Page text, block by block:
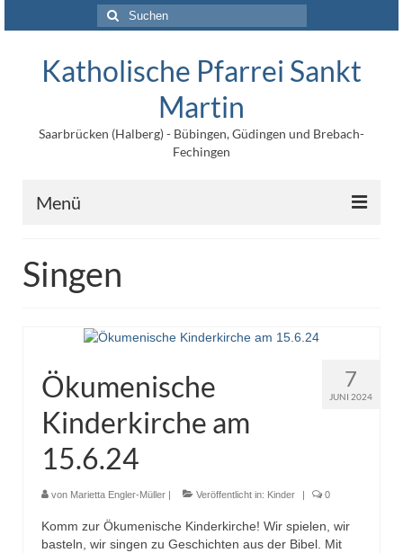
Suchen
nach:
Katholische Pfarrei Sankt
Martin
Saarbrücken (Halberg) - Bübingen, Güdingen und Brebach-
Fechingen
Menü
Veröffentlichungen
Kontakt
Maltische für Kinder
Pfadfinder
Singen
7
JUNI 2024
Ökumenische
Kinderkirche am
15.6.24
von Marietta Engler-Müller Veröffentlicht in: Kinder 0
Komm zur Ökumenische Kinderkirche! Wir spielen, wir
basteln, wir singen zu Geschichten aus der Bibel. Mit